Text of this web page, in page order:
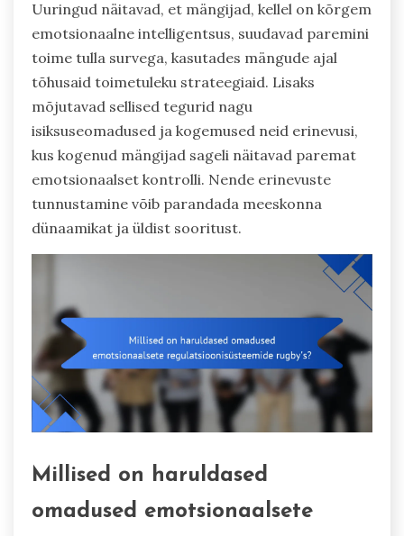
Uuringud näitavad, et mängijad, kellel on kõrgem
emotsionaalne intelligentsus, suudavad paremini
toime tulla survega, kasutades mängude ajal
tõhusaid toimetuleku strateegiaid. Lisaks
mõjutavad sellised tegurid nagu
isiksuseomadused ja kogemused neid erinevusi,
kus kogenud mängijad sageli näitavad paremat
emotsionaalset kontrolli. Nende erinevuste
tunnustamine võib parandada meeskonna
dünaamikat ja üldist sooritust.
Millised on haruldased
omadused emotsionaalsete